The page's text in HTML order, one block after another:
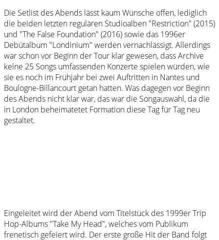
Die Setlist des Abends lässt kaum Wünsche offen, lediglich
die beiden letzten regulären Studioalben "Restriction" (2015)
und "The False Foundation" (2016) sowie das 1996er
Debütalbum "Londinium" werden vernachlässigt. Allerdings
war schon vor Beginn der Tour klar gewesen, dass Archive
keine 25 Songs umfassenden Konzerte spielen würden, wie
sie es noch im Frühjahr bei zwei Auftritten in Nantes und
Boulogne-Billancourt getan hatten. Was dagegen vor Beginn
des Abends nicht klar war, das war die Songauswahl, da die
in London beheimatetet Formation diese Tag für Tag neu
gestaltet.
Eingeleitet wird der Abend vom Titelstück des 1999er Trip
Hop-Albums "Take My Head", welches vom Publikum
frenetisch gefeiert wird. Der erste große Hit der Band folgt